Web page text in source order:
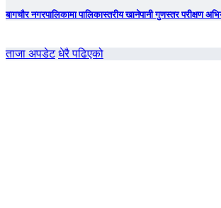
बागचौर नगरपालिकामा पालिकास्तरीय खानेपानी गुणस्तर परीक्षण
ताजा अपडेट धेरै पढिएको